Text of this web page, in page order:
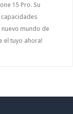
15 Pro. Su
mundo de
el tuyo ahora!